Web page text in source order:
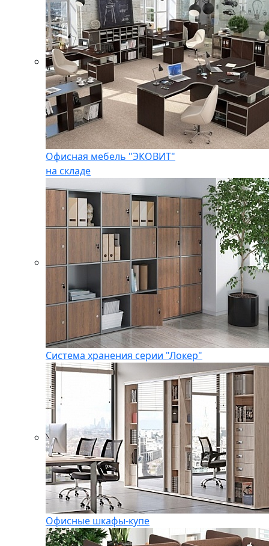
Офисная мебель "ЭКОВИТ"
на складе
Система хранения серии "Локер"
Офисные шкафы-купе